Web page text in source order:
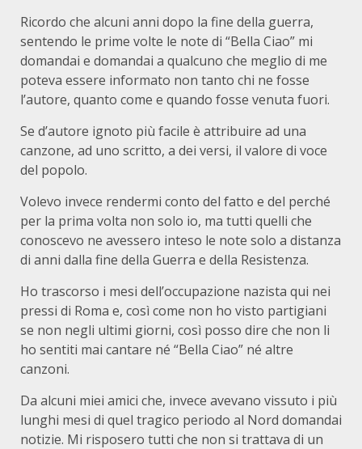
Ricordo che alcuni anni dopo la fine della guerra,
sentendo le prime volte le note di “Bella Ciao” mi
domandai e domandai a qualcuno che meglio di me
poteva essere informato non tanto chi ne fosse
l’autore, quanto come e quando fosse venuta fuori.
Se d’autore ignoto più facile è attribuire ad una
canzone, ad uno scritto, a dei versi, il valore di voce
del popolo.
Volevo invece rendermi conto del fatto e del perché
per la prima volta non solo io, ma tutti quelli che
conoscevo ne avessero inteso le note solo a distanza
di anni dalla fine della Guerra e della Resistenza.
Ho trascorso i mesi dell’occupazione nazista qui nei
pressi di Roma e, così come non ho visto partigiani
se non negli ultimi giorni, così posso dire che non li
ho sentiti mai cantare né “Bella Ciao” né altre
canzoni.
Da alcuni miei amici che, invece avevano vissuto i più
lunghi mesi di quel tragico periodo al Nord domandai
notizie. Mi risposero tutti che non si trattava di un